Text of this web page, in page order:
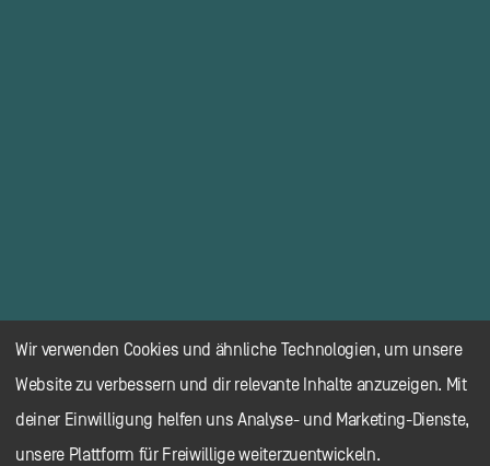
Wir verwenden Cookies und ähnliche Technologien, um unsere
Website zu verbessern und dir relevante Inhalte anzuzeigen. Mit
deiner Einwilligung helfen uns Analyse- und Marketing-Dienste,
unsere Plattform für Freiwillige weiterzuentwickeln.